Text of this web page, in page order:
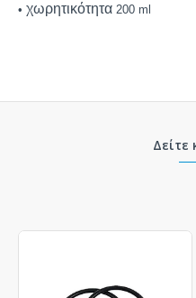
• χωρητικότητα 200 ml
Δείτε